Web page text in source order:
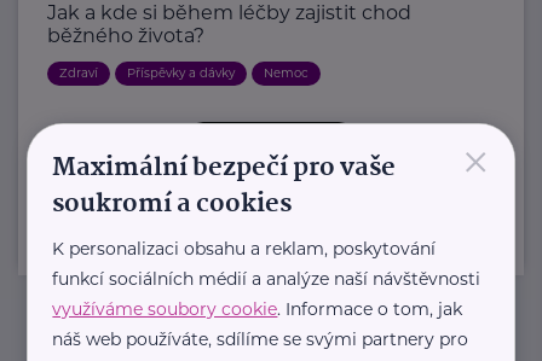
Jak a kde si během léčby zajistit chod
běžného života?
Zdraví Příspěvky a dávky Nemoc
Další články ×
Maximální bezpečí pro vaše
soukromí a cookies
K personalizaci obsahu a reklam, poskytování
funkcí sociálních médií a analýze naší návštěvnosti
využíváme soubory cookie. Informace o tom, jak
náš web používáte, sdílíme se svými partnery pro